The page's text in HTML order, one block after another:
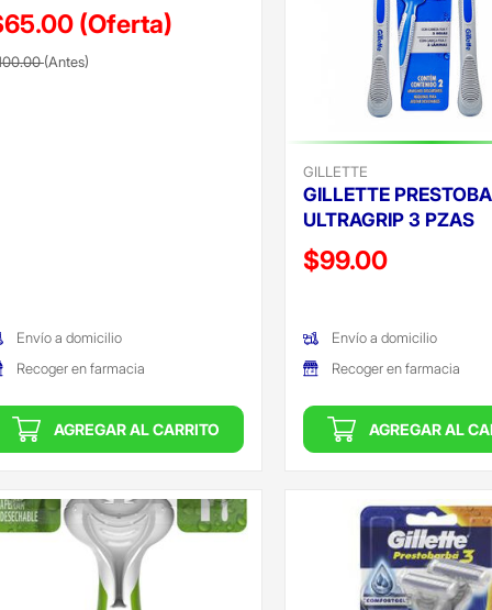
(Oferta)
reducido de
(Antes)
Envío a domicilio
Recoger en farmacia
AGREGAR AL CARRITO
GILLETTE
GILLETTE
ULTRAGRIP 3 PZAS
Precio reducido de
$99.00
Envío a domicilio
Recoger en farmacia
AGREGAR AL